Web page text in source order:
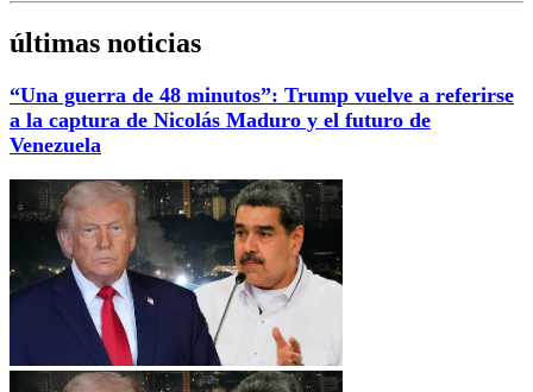
últimas noticias
“Una guerra de 48 minutos”: Trump vuelve a referirse
a la captura de Nicolás Maduro y el futuro de
Venezuela